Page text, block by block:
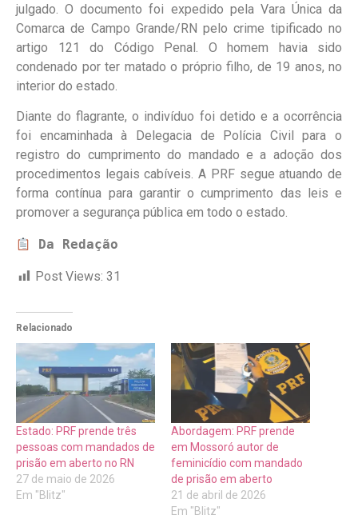
julgado. O documento foi expedido pela Vara Única da
Comarca de Campo Grande/RN pelo crime tipificado no
artigo 121 do Código Penal. O homem havia sido
condenado por ter matado o próprio filho, de 19 anos, no
interior do estado.
Diante do flagrante, o indivíduo foi detido e a ocorrência
foi encaminhada à Delegacia de Polícia Civil para o
registro do cumprimento do mandado e a adoção dos
procedimentos legais cabíveis. A PRF segue atuando de
forma contínua para garantir o cumprimento das leis e
promover a segurança pública em todo o estado.
Da Redação
Post Views: 31
Relacionado
Estado: PRF prende três
pessoas com mandados de
prisão em aberto no RN
27 de maio de 2026
Em "Blitz"
Abordagem: PRF prende
em Mossoró autor de
feminicídio com mandado
de prisão em aberto
21 de abril de 2026
Em "Blitz"